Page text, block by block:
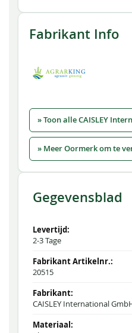
Fabrikant Info
» Toon alle CAISLEY
» Meer Oormerk om te
Gegevensblad
2-3 Tage
20515
CAISLEY International